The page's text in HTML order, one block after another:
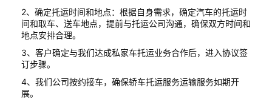
2、确定托运时间和地点：根据自身需求，确定汽车的托运时
间和取车、送车地点，提前与托运公司沟通，确保双方时间和
地点安排合理。
3、客户确定与我们达成私家车托运业务合作后，进入协议签
订步骤。
4、我们公司按约接车，确保轿车托运服务运输服务如期开
展。